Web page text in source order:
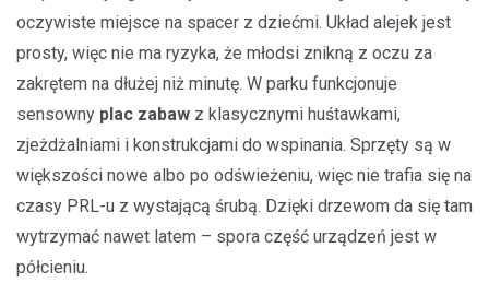
oczywiste miejsce na spacer z dziećmi. Układ alejek jest
prosty, więc nie ma ryzyka, że młodsi znikną z oczu za
zakrętem na dłużej niż minutę. W parku funkcjonuje
sensowny plac zabaw z klasycznymi huśtawkami,
zjeżdżalniami i konstrukcjami do wspinania. Sprzęty są w
większości nowe albo po odświeżeniu, więc nie trafia się na
czasy PRL-u z wystającą śrubą. Dzięki drzewom da się tam
wytrzymać nawet latem – spora część urządzeń jest w
półcieniu.